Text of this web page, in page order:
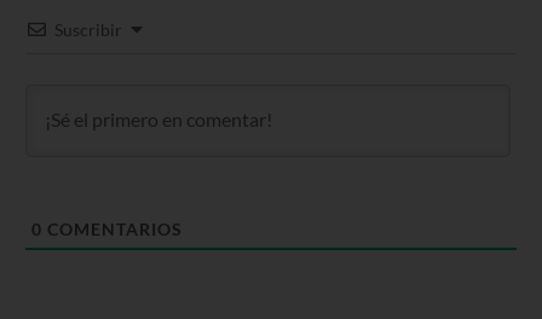
Suscribir
0 COMENTARIOS